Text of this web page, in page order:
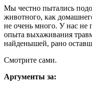
Мы честно пытались
животного, как
не очень много. У нас не
опыта выхаживания
найденышей, рано
Смотрите сами.
Аргументы за: